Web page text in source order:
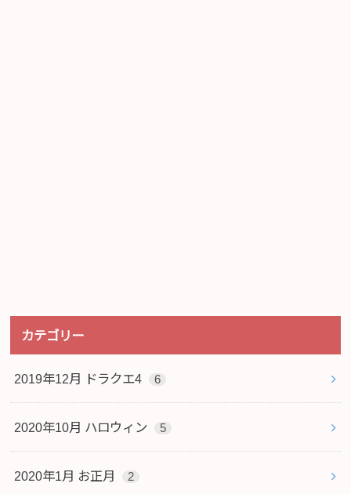
カテゴリー
2019年12月 ドラクエ4 6
2020年10月 ハロウィン 5
2020年1月 お正月 2